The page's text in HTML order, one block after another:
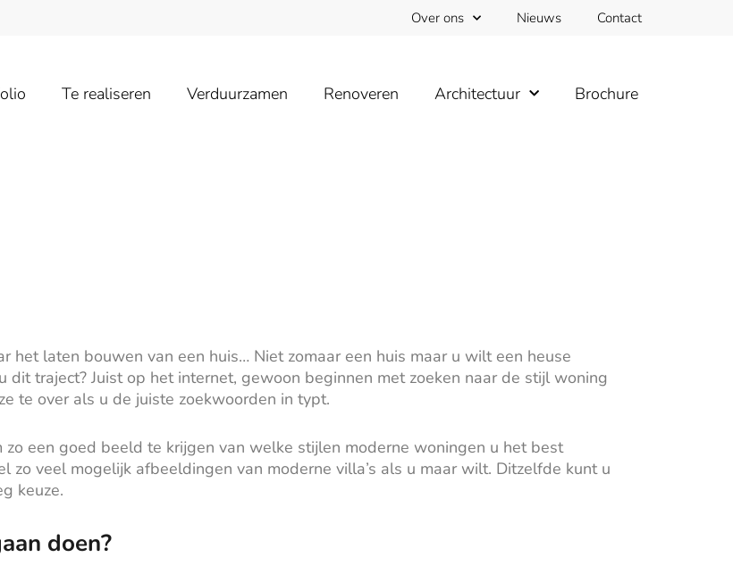
Over ons Nieuws Contact
Te realiseren Verduurzamen Renoveren Architectuur Brochure
het laten bouwen van een huis… Niet zomaar een huis maar u wilt een heuse
traject? Juist op het internet, gewoon beginnen met zoeken naar de stijl woning
te over als u de juiste zoekwoorden in typt.
een goed beeld te krijgen van welke stijlen moderne woningen u het best
zo veel mogelijk afbeeldingen van moderne villa’s als u maar wilt. Ditzelfde kunt u
keuze.
doen?​